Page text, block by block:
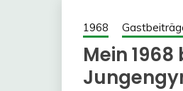
1968
Mein